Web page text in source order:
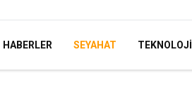
HABERLER SEYAHAT TEKNOLOJI